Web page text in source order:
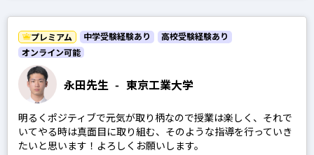
女性
プレミアム
プロ
永田先生 - 東京工業大学
プレミアム 中学受験経験あり
高校受験経験あり
オンライン可能
明るくポジティブで元気が取り柄なので授業は楽しく、それで
いてやる時は真面目に取り組む、そのような指導を行っていき
たいと思います！よろしくお願いします。